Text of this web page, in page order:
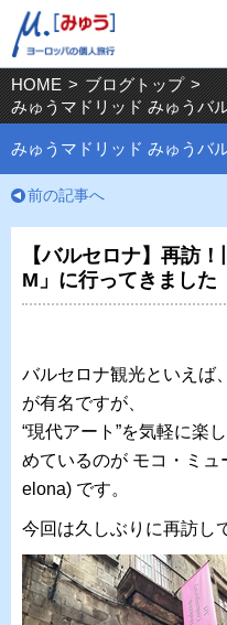
HOME > ブログトップ >
みゅうマドリッド みゅうバ
みゅうマドリッド みゅうバ
前の記事へ
【バルセロナ】再訪
M」に行ってきました
バルセロナ観光といえば
が有名ですが、
“現代アート”を気軽に楽
めているのが モコ・ミュ
elona) です。
今回は久しぶりに再訪し